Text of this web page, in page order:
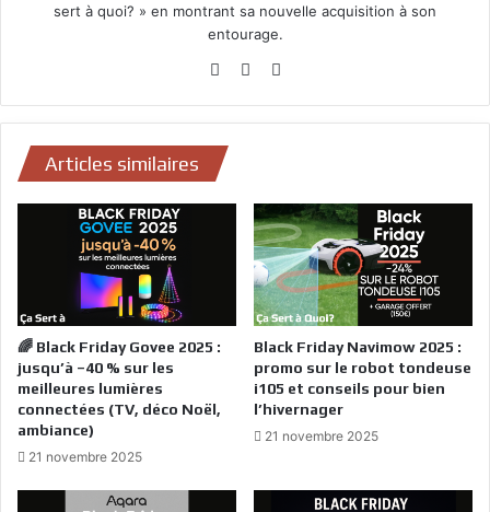
sert à quoi? » en montrant sa nouvelle acquisition à son
entourage.
WebsiteFacebook
Articles similaires
🌈 Black Friday Govee 2025 :
jusqu’à –40 % sur les
meilleures lumières
connectées (TV, déco Noël,
ambiance)
21 novembre 2025
Black Friday Navimow 2025 :
promo sur le robot tondeuse
i105 et conseils pour bien
l’hivernager
21 novembre 2025